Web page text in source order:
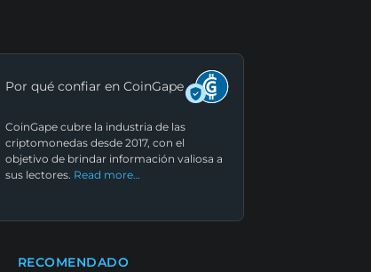
Por qué confiar en CoinGape
CoinGape cubre la industria de las
criptomonedas desde 2017, con el
objetivo de brindar información valiosa a
sus lectores. Read more…
RECOMENDADO